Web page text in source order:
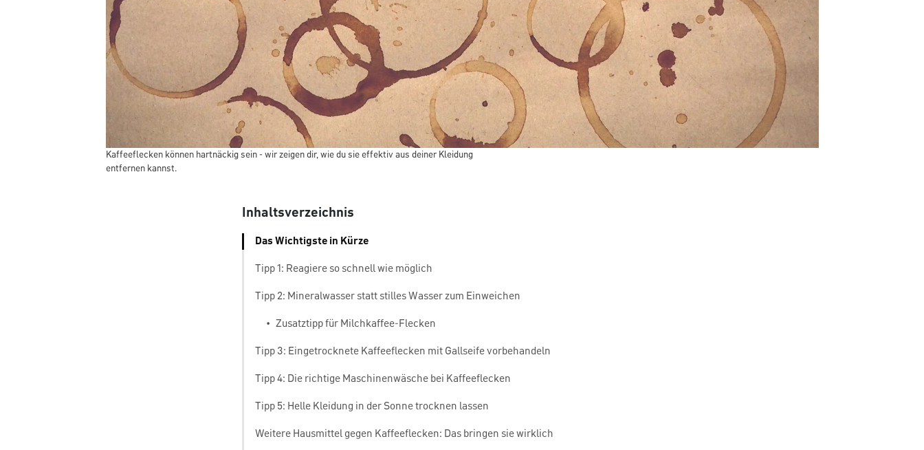
Kaffeeflecken können hartnäckig sein - wir zeigen dir, wie du sie effektiv aus deiner Kleidung
entfernen kannst.
Inhaltsverzeichnis
Das Wichtigste in Kürze
Tipp 1: Reagiere so schnell wie möglich
Tipp 2: Mineralwasser statt stilles Wasser zum Einweichen
• Zusatztipp für Milchkaffee-Flecken
Tipp 3: Eingetrocknete Kaffeeflecken mit Gallseife vorbehandeln
Tipp 4: Die richtige Maschinenwäsche bei Kaffeeflecken
Tipp 5: Helle Kleidung in der Sonne trocknen lassen
Weitere Hausmittel gegen Kaffeeflecken: Das bringen sie wirklich